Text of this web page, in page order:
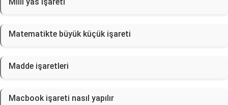
Matematikte büyük küçük işareti
Madde işaretleri
Macbook işareti nasıl yapılır